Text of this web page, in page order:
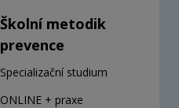
Školní metodik
prevence
Specializační studium
ONLINE + praxe